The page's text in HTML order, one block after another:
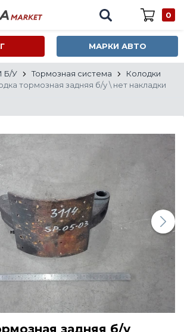
0
МАРКИ АВТО
Все марки
Б/У Тормозная система
Колодки
тормозная задняя б/у \ нет накладки
задняя б/у